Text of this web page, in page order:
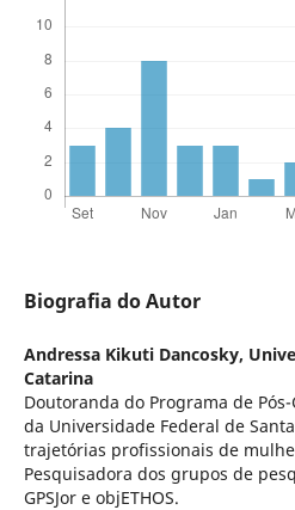
Biografia do Autor
Andressa Kikuti Dancosky,
Catarina
Doutoranda do Programa de
da Universidade Federal de
trajetórias profissionais de
Pesquisadora dos grupos de
GPSJor e objETHOS.